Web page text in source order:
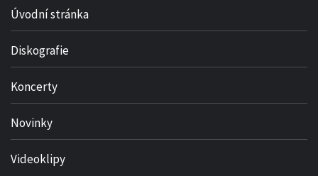
Úvodní stránka
Diskografie
Koncerty
Novinky
Videoklipy